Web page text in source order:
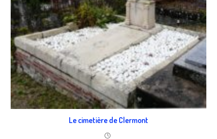
Le cimetière de Clermont